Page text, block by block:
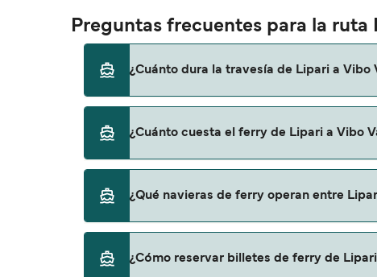
Preguntas frecuentes para la ruta
¿Cuánto dura la travesía de Lipari a Vibo
temporada a otra, por lo que te
¿Cuánto cuesta el ferry de Lipari a Vibo
precio no incluye los gastos de reserva.
¿Qué navieras de ferry operan entre
¿Cómo reservar billetes de ferry de